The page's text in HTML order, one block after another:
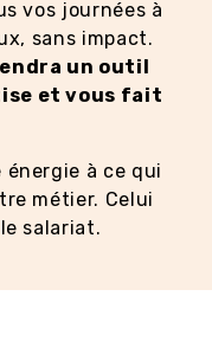
vos journées à
sans impact.
un outil
et vous fait
à ce qui
métier. Celui
salariat.